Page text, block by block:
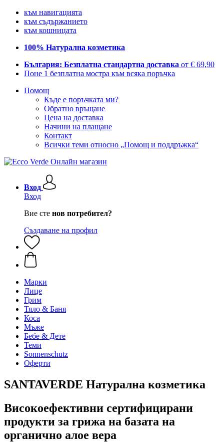
към навигацията
към съдържанието
към кошницата
100% Натурална козметика
България: Безплатна стандартна доставка от € 69,90
Поне 1 безплатна мостра към всяка поръчка
Помощ
Къде е поръчката ми?
Обратно връщане
Цена на доставка
Начини на плащане
Контакт
Всички теми относно „Помощ и поддръжка“
Вход
Вход
Вие сте нов потребител?
Създаване на профил
Марки
Лице
Грим
Тяло & Баня
Коса
Мъже
Бебе & Дете
Теми
Sonnenschutz
Оферти
SANTAVERDE Натурална козметика
Високоефективни сертифицирани
продукти за грижа на базата на
органично алое вера